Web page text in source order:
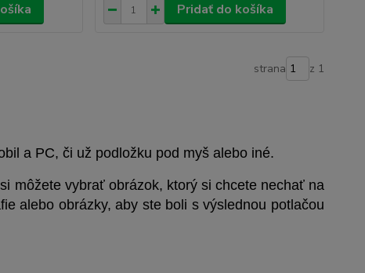
Pridať do košíka
strana z 1
a PC, či už podložku pod myš alebo iné.
môžete vybrať obrázok, ktorý si chcete nechať na
alebo obrázky, aby ste boli s výslednou potlačou